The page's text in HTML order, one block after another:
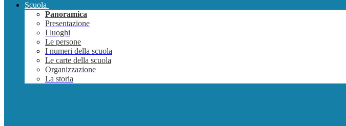
Scuola
Panoramica
Presentazione
I luoghi
Le persone
I numeri della scuola
Le carte della scuola
Organizzazione
La storia